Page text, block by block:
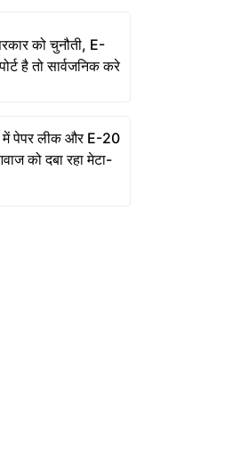
को चुनौती, E-
है तो सार्वजनिक करे
में पेपर लीक और E-20
को दबा रहा मेटा-